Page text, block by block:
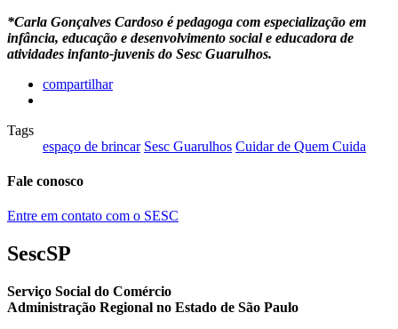
*Carla Gonçalves Cardoso é pedagoga com especialização em
infância, educação e desenvolvimento social e educadora de
atividades infanto-juvenis do Sesc Guarulhos.
compartilhar
Tags
espaço de brincar Sesc Guarulhos Cuidar de Quem Cuida
Fale conosco
Entre em contato com o SESC
SescSP
Serviço Social do Comércio
Administração Regional no Estado de São Paulo